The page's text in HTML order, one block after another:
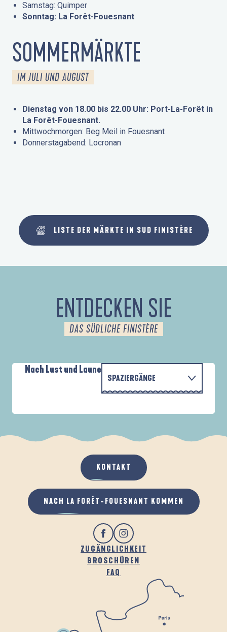
Samstag: Quimper
Sonntag: La Forêt-Fouesnant
SOMMERMÄRKTE
IM JULI UND AUGUST
Dienstag von 18.00 bis 22.00 Uhr: Port-La-Forêt in
La Forêt-Fouesnant.
Mittwochmorgen: Beg Meil in Fouesnant
Donnerstagabend: Locronan
LISTE DER MÄRKTE IN SUD FINISTÈRE
ENTDECKEN SIE
DAS SÜDLICHE FINISTÈRE
Nach Lust und Laune
SPAZIERGÄNGE
WENN ES REGNET
AN DER FRISCHEN LUFT
PARCOURS D'INTERPRÉTATION DE L'ANSE
ZUGÄNGLICHKEIT
BROSCHÜREN
FAQ
KONTAKT
NACH LA FORÊT-FOUESNANT KOMMEN